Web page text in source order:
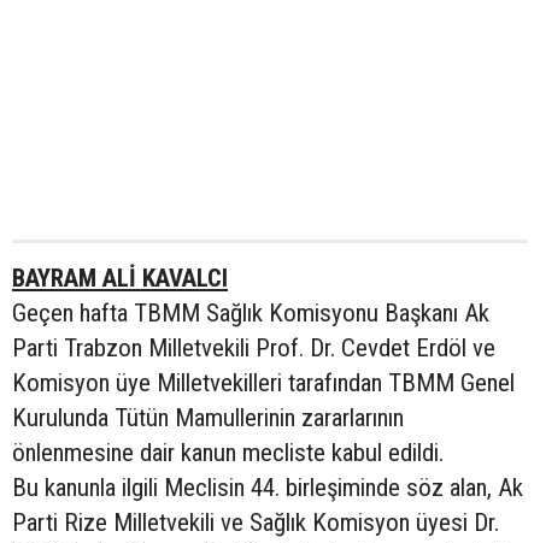
BAYRAM ALİ KAVALCI
Geçen hafta TBMM Sağlık Komisyonu Başkanı Ak
Parti Trabzon Milletvekili Prof. Dr. Cevdet Erdöl ve
Komisyon üye Milletvekilleri tarafından TBMM Genel
Kurulunda Tütün Mamullerinin zararlarının
önlenmesine dair kanun mecliste kabul edildi.
Bu kanunla ilgili Meclisin 44. birleşiminde söz alan, Ak
Parti Rize Milletvekili ve Sağlık Komisyon üyesi Dr.